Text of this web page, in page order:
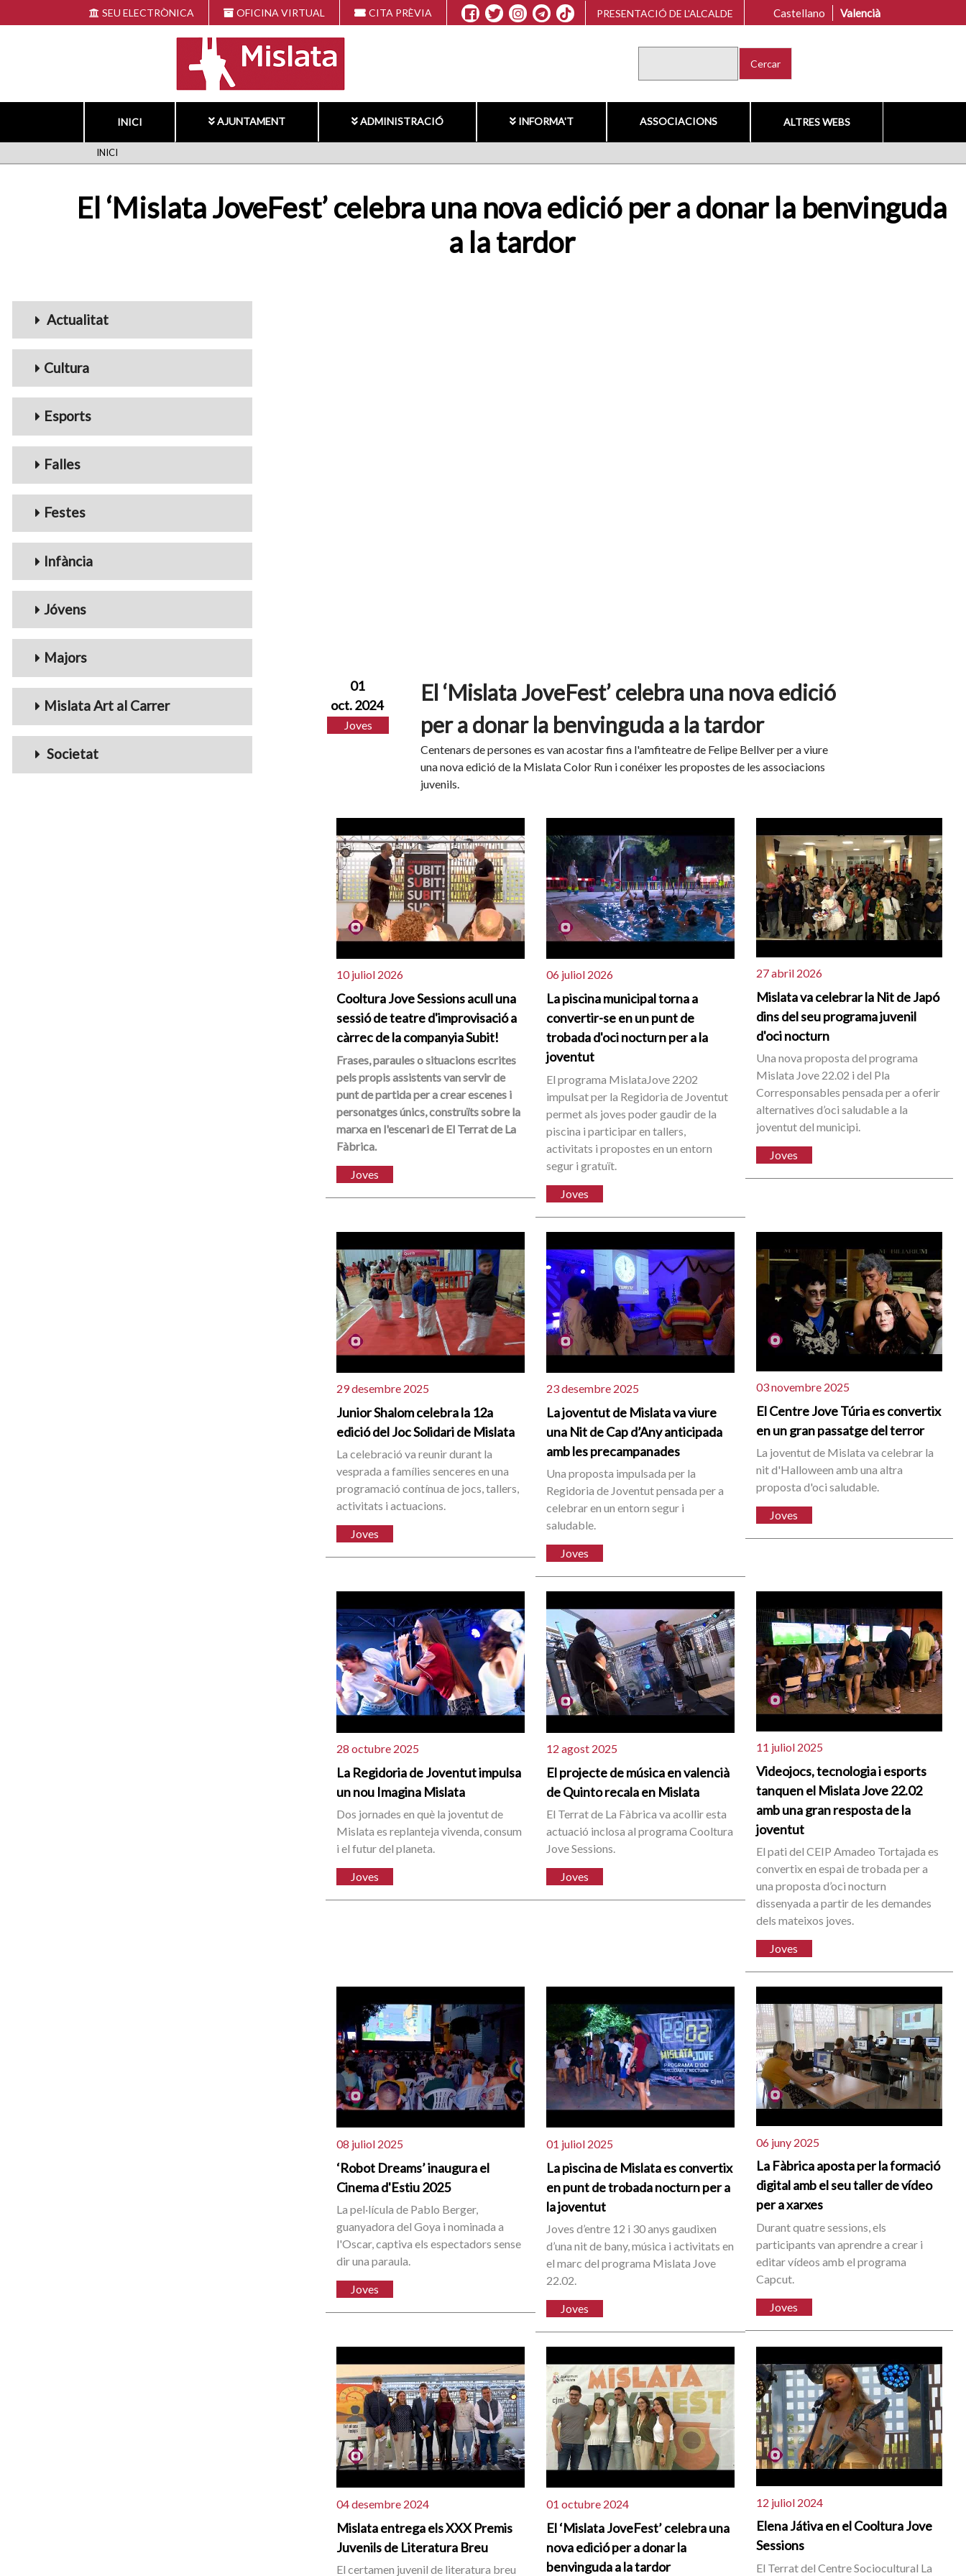
al
SEU ELECTRÒNICA OFICINA VIRTUAL CITA PRÈVIA PRESENTACIÓ DE L'ALCALDE Castellano Valencià
INICI AJUNTAMENT ADMINISTRACIÓ INFORMA'T ASSOCIACIONS ALTRES WEBS
FIL
D'ARIADNA
INICI
El ‘Mislata JoveFest’ celebra una nova edició per a donar la benvinguda
a la tardor
Menu_Videos
Actualitat
Cultura
Esports
Falles
Festes
Infància
Jóvens
Majors
Mislata Art al Carrer
Societat
01
oct. 2024
Joves
El ‘Mislata JoveFest’ celebra una nova edició
per a donar la benvinguda a la tardor
Centenars de persones es van acostar fins a l'amfiteatre de Felipe Bellver per a viure
una nova edició de la Mislata Color Run i conéixer les propostes de les associacions
juvenils.
10 juliol 2026
Cooltura Jove Sessions acull una
sessió de teatre d'improvisació a
càrrec de la companyia Subit!
Frases, paraules o situacions escrites
pels propis assistents van servir de
punt de partida per a crear escenes i
personatges únics, construïts sobre la
marxa en l'escenari de El Terrat de La
Fàbrica.
Joves
06 juliol 2026
La piscina municipal torna a
convertir-se en un punt de
trobada d'oci nocturn per a la
joventut
El programa MislataJove 2202
impulsat per la Regidoria de Joventut
permet als joves poder gaudir de la
piscina i participar en tallers,
activitats i propostes en un entorn
segur i gratuït.
Joves
27 abril 2026
Mislata va celebrar la Nit de Japó
dins del seu programa juvenil
d'oci nocturn
Una nova proposta del programa
Mislata Jove 22.02 i del Pla
Corresponsables pensada per a oferir
alternatives d’oci saludable a la
joventut del municipi.
Joves
29 desembre 2025
Junior Shalom celebra la 12a
edició del Joc Solidari de Mislata
La celebració va reunir durant la
vesprada a famílies senceres en una
programació contínua de jocs, tallers,
activitats i actuacions.
Joves
23 desembre 2025
La joventut de Mislata va viure
una Nit de Cap d’Any anticipada
amb les precampanades
Una proposta impulsada per la
Regidoria de Joventut pensada per a
celebrar en un entorn segur i
saludable.
Joves
03 novembre 2025
El Centre Jove Túria es convertix
en un gran passatge del terror
La joventut de Mislata va celebrar la
nit d'Halloween amb una altra
proposta d'oci saludable.
Joves
28 octubre 2025
La Regidoria de Joventut impulsa
un nou Imagina Mislata
Dos jornades en què la joventut de
Mislata es replanteja vivenda, consum
i el futur del planeta.
Joves
12 agost 2025
El projecte de música en valencià
de Quinto recala en Mislata
El Terrat de La Fàbrica va acollir esta
actuació inclosa al programa Cooltura
Jove Sessions.
Joves
11 juliol 2025
Videojocs, tecnologia i esports
tanquen el Mislata Jove 22.02
amb una gran resposta de la
joventut
El pati del CEIP Amadeo Tortajada es
convertix en espai de trobada per a
una proposta d’oci nocturn
dissenyada a partir de les demandes
dels mateixos joves.
Joves
08 juliol 2025
‘Robot Dreams’ inaugura el
Cinema d'Estiu 2025
La pel·lícula de Pablo Berger,
guanyadora del Goya i nominada a
l'Oscar, captiva els espectadors sense
dir una paraula.
Joves
01 juliol 2025
La piscina de Mislata es convertix
en punt de trobada nocturn per a
la joventut
Joves d’entre 12 i 30 anys gaudixen
d’una nit de bany, música i activitats en
el marc del programa Mislata Jove
22.02.
Joves
06 juny 2025
La Fàbrica aposta per la formació
digital amb el seu taller de vídeo
per a xarxes
Durant quatre sessions, els
participants van aprendre a crear i
editar vídeos amb el programa
Capcut.
Joves
04 desembre 2024
Mislata entrega els XXX Premis
Juvenils de Literatura Breu
El certamen juvenil de literatura breu
01 octubre 2024
El ‘Mislata JoveFest’ celebra una
nova edició per a donar la
benvinguda a la tardor
12 juliol 2024
Elena Játiva en el Cooltura Jove
Sessions
El Terrat del Centre Sociocultural La